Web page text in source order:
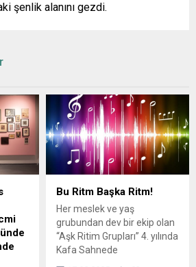
şenlik alanını gezdi.
Bu Ritm Başka Ritm!
Her meslek ve yaş
grubundan dev bir ekip olan
“Aşk Ritim Grupları” 4. yılında
Kafa Sahnede